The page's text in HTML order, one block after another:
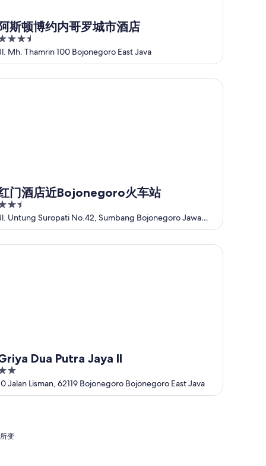
阿斯顿博约内哥罗城市酒店
Mh. Thamrin 100 Bojonegoro East Java
门酒店近Bojonegoro火车站
Untung Suropati No.42, Sumbang Bojonegoro Jawa
Timur
酒店近Bojonegoro火车站
Dua Putra Jaya II
Jalan Lisman, 62119 Bojonegoro Bojonegoro East Java
Dua Putra Jaya II
变